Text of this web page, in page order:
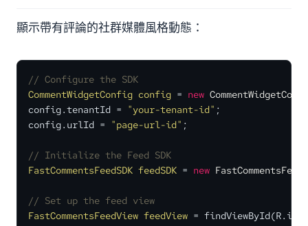
顯示帶有評論的社群媒體風格動態：
// Configure the SDK
CommentWidgetConfig config = new
config.tenantId =
"your-tenant-id" ;
config.urlId =
"page-url-id" ;
// Initialize the Feed SDK
FastCommentsFeedSDK feedSDK = new
// Set up the feed view
FastCommentsFeedView feedView =